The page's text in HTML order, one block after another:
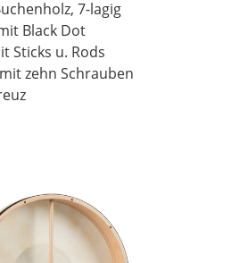
7-lagig
Black Dot
Sticks u. Rods
zehn Schrauben